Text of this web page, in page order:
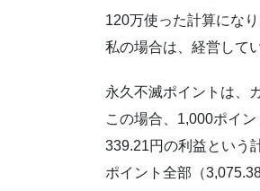
120万使った計算になり
私の場合は、経営して
永久不滅ポイントは、
この場合、1,000ポイ
339.21円の利益という
ポイント全部（